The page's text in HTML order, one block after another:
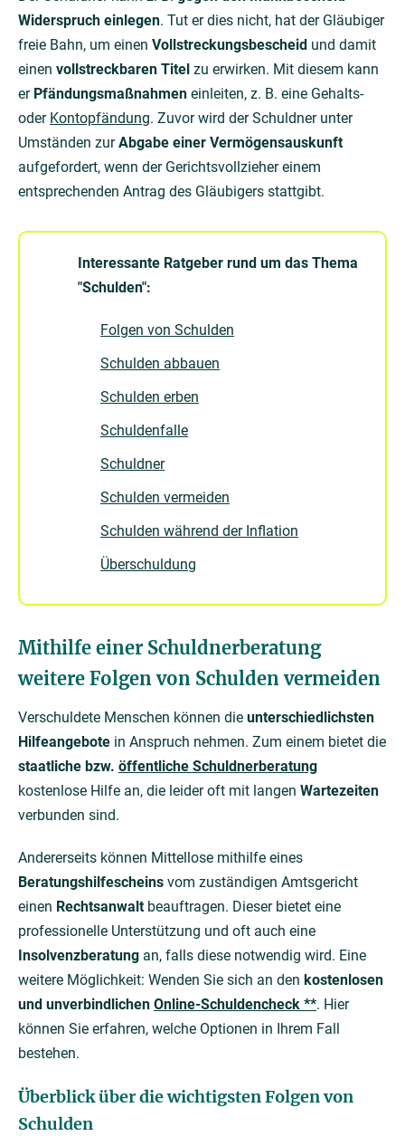
Widerspruch einlegen. Tut er dies nicht, hat der Gläubiger
freie Bahn, um einen Vollstreckungsbescheid und damit
einen vollstreckbaren Titel zu erwirken. Mit diesem kann
er Pfändungsmaßnahmen einleiten, z. B. eine Gehalts-
oder Kontopfändung. Zuvor wird der Schuldner unter
Umständen zurAbgabe einer Vermögensauskunft
aufgefordert, wenn der Gerichtsvollzieher einem
entsprechenden Antrag des Gläubigers stattgibt.
Interessante Ratgeber rund um das Thema
"Schulden":
Folgen von Schulden
Schulden abbauen
Schulden erben
Schuldenfalle
Schuldner
Schulden vermeiden
Schulden während der Inflation
Überschuldung
Mithilfe einer Schuldnerberatung
weitere Folgen von Schulden vermeiden
Verschuldete Menschen können die unterschiedlichsten
Hilfeangebote in Anspruch nehmen. Zum einem bietet die
staatliche bzw. öffentliche Schuldnerberatung
kostenlose Hilfe an, die leider oft mit langen Wartezeiten
verbunden sind.
Andererseits können Mittellose mithilfe eines
Beratungshilfescheins vom zuständigen Amtsgericht
einen Rechtsanwaltbeauftragen. Dieser bietet eine
professionelle Unterstützung und oft auch eine
Insolvenzberatung an, falls diese notwendig wird. Eine
weitere Möglichkeit: Wenden Sie sich an den kostenlosen
und unverbindlichen Online-Schuldencheck **. Hier
können Sie erfahren, welche Optionen in Ihrem Fall
bestehen.
Überblick über die wichtigsten Folgen von
Schulden